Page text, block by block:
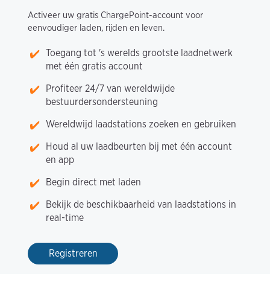
Activeer uw gratis ChargePoint-account voor
eenvoudiger laden, rijden en leven.
Toegang tot 's werelds grootste laadnetwerk
met één gratis account
Profiteer 24/7 van wereldwijde
bestuurdersondersteuning
Wereldwijd laadstations zoeken en gebruiken
Houd al uw laadbeurten bij met één account
en app
Begin direct met laden
Bekijk de beschikbaarheid van laadstations in
real-time
Registreren